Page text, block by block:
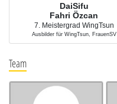
DaiSifu
Fahri Özcan
7. Meistergrad WingTsun
Ausbilder für WingTsun, FrauenSV
Team